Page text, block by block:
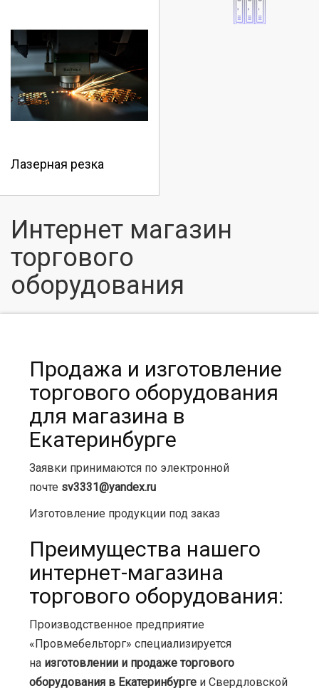
Лазерная резка
Интернет магазин
торгового
оборудования
Продажа и изготовление
торгового оборудования
для магазина в
Екатеринбурге
Заявки принимаются по электронной
почте sv3331@yandex.ru
Изготовление продукции под заказ
Преимущества нашего
интернет-магазина
торгового оборудования:
Производственное предприятие
«Провмебельторг» специализируется
на изготовлении и продаже торгового
оборудования в Екатеринбурге и Свердловской